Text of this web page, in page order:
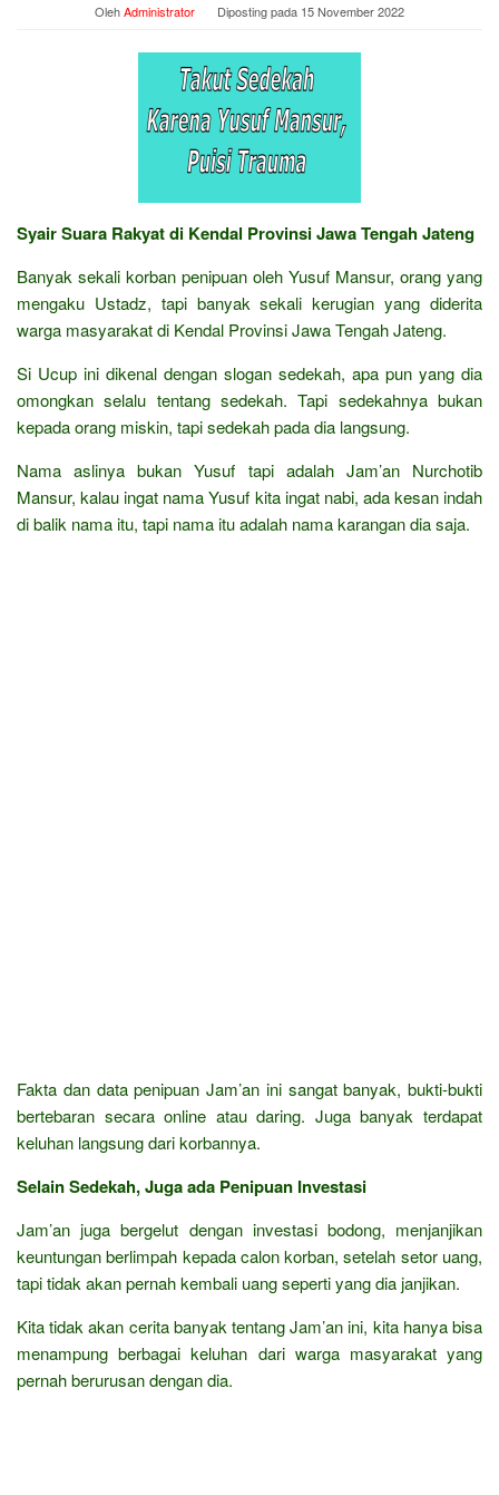
OlehAdministrator Diposting pada 15 November 2022
Syair Suara Rakyat di Kendal Provinsi Jawa Tengah Jateng
Banyak sekali korban penipuan oleh Yusuf Mansur, orang yang
mengaku Ustadz, tapi banyak sekali kerugian yang diderita
warga masyarakat di Kendal Provinsi Jawa Tengah Jateng.
Si Ucup ini dikenal dengan slogan sedekah, apa pun yang dia
omongkan selalu tentang sedekah. Tapi sedekahnya bukan
kepada orang miskin, tapi sedekah pada dia langsung.
Nama aslinya bukan Yusuf tapi adalah Jam’an Nurchotib
Mansur, kalau ingat nama Yusuf kita ingat nabi, ada kesan indah
di balik nama itu, tapi nama itu adalah nama karangan dia saja.
Fakta dan data penipuan Jam’an ini sangat banyak, bukti-bukti
bertebaran secara online atau daring. Juga banyak terdapat
keluhan langsung dari korbannya.
Selain Sedekah, Juga ada Penipuan Investasi
Jam’an juga bergelut dengan investasi bodong, menjanjikan
keuntungan berlimpah kepada calon korban, setelah setor uang,
tapi tidak akan pernah kembali uang seperti yang dia janjikan.
Kita tidak akan cerita banyak tentang Jam’an ini, kita hanya bisa
menampung berbagai keluhan dari warga masyarakat yang
pernah berurusan dengan dia.